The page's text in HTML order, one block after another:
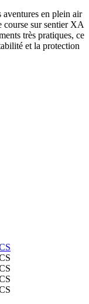
aventures en plein air
course sur sentier XA
très pratiques, ce
et la protection